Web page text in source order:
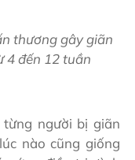
thương gây giãn
4 đến 12 tuần
người bị giãn
nào cũng giống